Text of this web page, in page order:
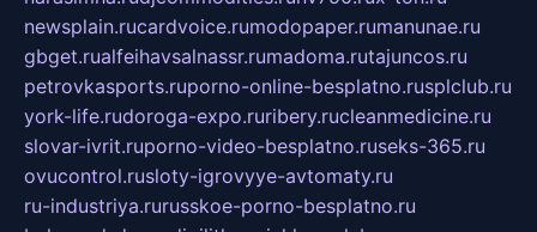
newsplain.rucardvoice.rumodopaper.rumanunae.ru
gbget.rualfeihavsalnassr.rumadoma.rutajuncos.ru
petrovkasports.ruporno-online-besplatno.rusplclub.ru
york-life.rudoroga-expo.ruribery.rucleanmedicine.ru
slovar-ivrit.ruporno-video-besplatno.ruseks-365.ru
ovucontrol.rusloty-igrovyye-avtomaty.ru
ru-industriya.rurusskoe-porno-besplatno.ru